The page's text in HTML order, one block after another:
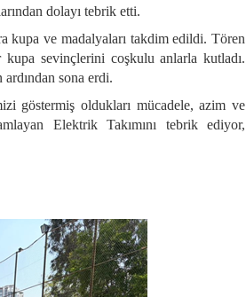
dolayı tebrik etti.
kupa ve madalyaları takdim edildi. Tören
sevinçlerini coşkulu anlarla kutladı.
sona erdi.
göstermiş oldukları mücadele, azim ve
Elektrik Takımını tebrik ediyor,